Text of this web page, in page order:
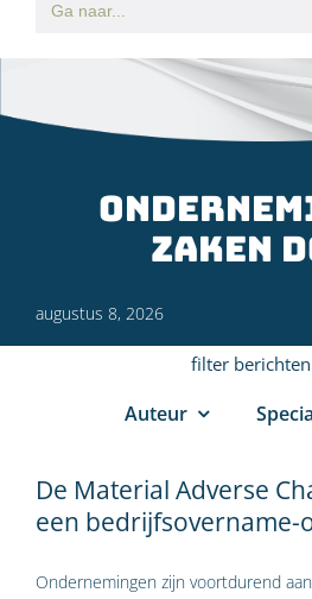
Ga naar...
zaken
augustus 8, 2026
filter
Auteur
De Material Adverse
een bedrijfsovername-
Ondernemingen zijn voortdurend